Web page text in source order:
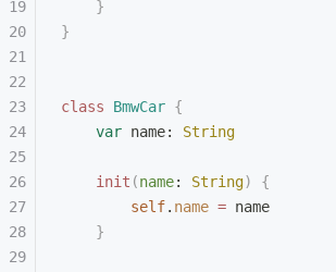
    }
}
class BmwCar {
    var
name: String
    init
(name: String)
{
        self
. name = name
    }